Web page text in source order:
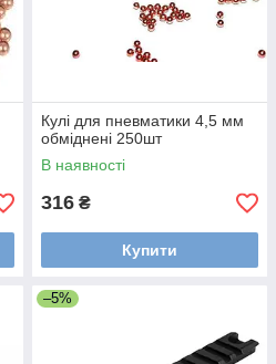
Кулі для пневматики 4,5 мм
обміднені 250шт
В наявності
316 ₴
Купити
–5%